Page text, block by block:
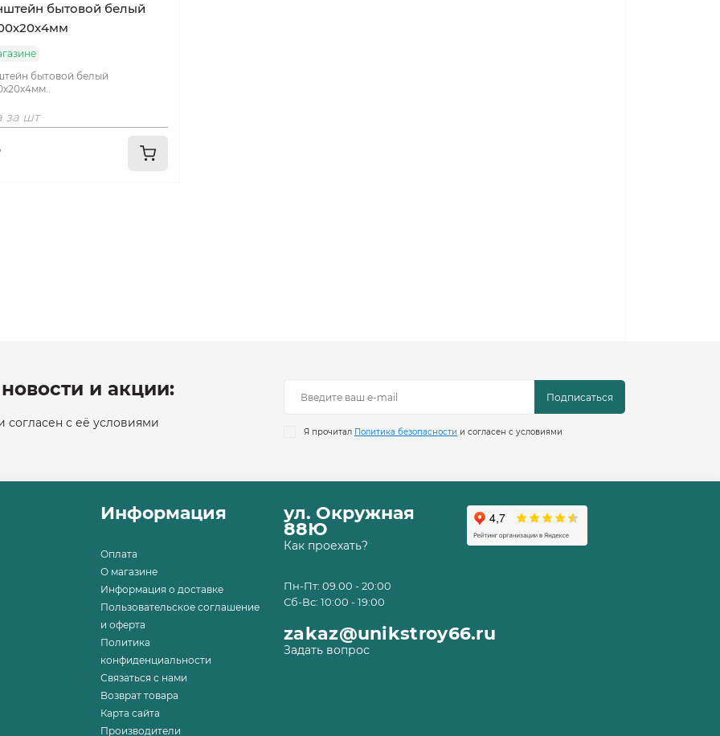
бытовой белый
бытовой белый
за шт
и акции:
согласен с её условиями
Подписаться
Я прочитал Политика безопасности и согласен с условиями
Информация
Оплата
О магазине
Информация о доставке
Пользовательское соглашение
и оферта
Политика
конфиденциальности
Связаться с нами
Возврат товара
Карта сайта
Производители
ул. Окружная
88Ю
Как проехать?
Пн-Пт: 09.00 - 20:00
Сб-Вс: 10:00 - 19:00
zakaz@unikstroy66.ru
Задать вопрос